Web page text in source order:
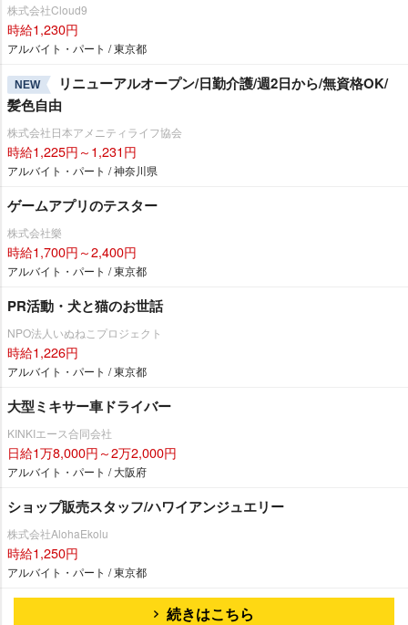
株式会社Cloud9
時給1,230円
アルバイト・パート / 東京都
NEW
リニューアルオープン/日勤介護/週2日から/無資格OK/
髪色自由
株式会社日本アメニティライフ協会
時給1,225円～1,231円
アルバイト・パート / 神奈川県
ゲームアプリのテスター
株式会社樂
時給1,700円～2,400円
アルバイト・パート / 東京都
PR活動・犬と猫のお世話
NPO法人いぬねこプロジェクト
時給1,226円
アルバイト・パート / 東京都
大型ミキサー車ドライバー
KINKIエース合同会社
日給1万8,000円～2万2,000円
アルバイト・パート / 大阪府
ショップ販売スタッフ/ハワイアンジュエリー
株式会社AlohaEkolu
時給1,250円
アルバイト・パート / 東京都
続きはこちら